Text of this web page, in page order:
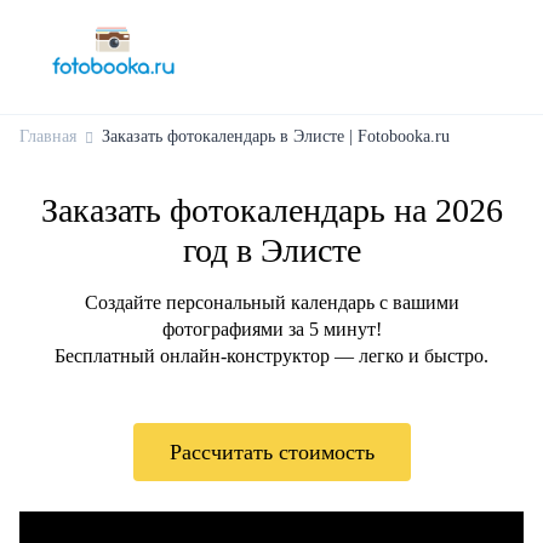
Главная Заказать фотокалендарь в Элисте | Fotobooka.ru
Заказать фотокалендарь на 2026
год в Элисте
Создайте персональный календарь с вашими
фотографиями за 5 минут!
Бесплатный онлайн-конструктор — легко и быстро.
Рассчитать стоимость